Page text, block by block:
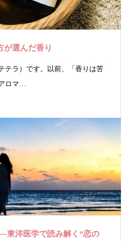
が選んだ香り
テラ）です。以前、「香りは苦
ロマ…
東洋医学で読み解く“恋の